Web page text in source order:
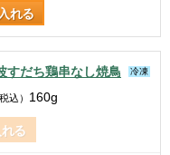
れる
だち鶏串なし焼鳥 冷凍
税込） 160g
る